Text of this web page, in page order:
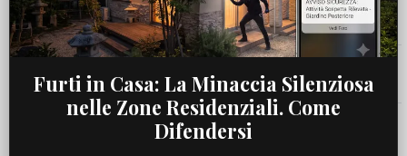
Cronaca
Viabilità
Furti in Casa: La Minaccia Silenziosa
nelle Zone Residenziali. Come
Difendersi